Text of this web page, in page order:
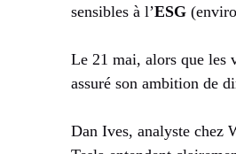
sensibles à l’ESG
Le 21 mai, alors que les
assuré son ambition de
Dan Ives, analyste chez